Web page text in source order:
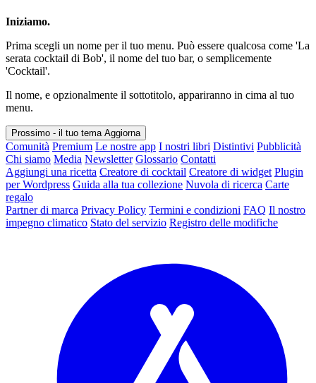
Iniziamo.
Prima scegli un nome per il tuo menu. Può essere qualcosa come 'La
serata cocktail di Bob', il nome del tuo bar, o semplicemente
'Cocktail'.
Il nome, e opzionalmente il sottotitolo, appariranno in cima al tuo
menu.
Prossimo - il tuo tema Aggiorna
Comunità Premium Le nostre app I nostri libri Distintivi Pubblicità
Chi siamo Media Newsletter Glossario Contatti
Aggiungi una ricetta Creatore di cocktail Creatore di widget Plugin
per Wordpress Guida alla tua collezione Nuvola di ricerca Carte
regalo
Partner di marca Privacy Policy Termini e condizioni FAQ Il nostro
impegno climatico Stato del servizio Registro delle modifiche